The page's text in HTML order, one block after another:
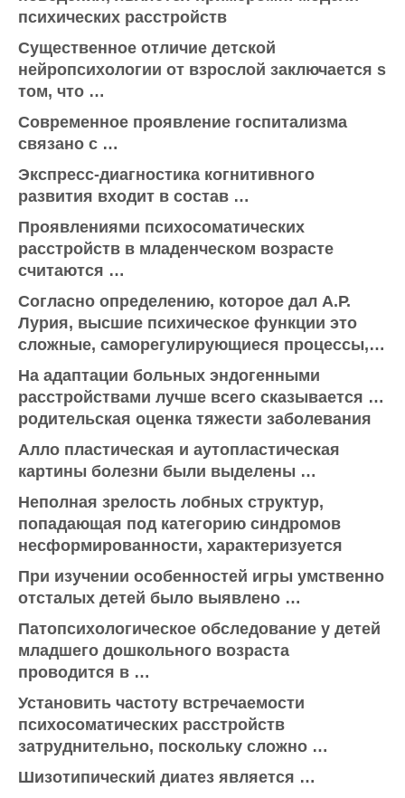
психических расстройств
Существенное отличие детской
нейропсихологии от взрослой заключается s
том, что …
Современное проявление госпитализма
связано с …
Экспресс-диагностика когнитивного
развития входит в состав …
Проявлениями психосоматических
расстройств в младенческом возрасте
считаются …
Согласно определению, которое дал А.Р.
Лурия, высшие психическое функции это
сложные, саморегулирующиеся процессы,…
На адаптации больных эндогенными
расстройствами лучше всего сказывается …
родительская оценка тяжести заболевания
Алло пластическая и аутопластическая
картины болезни были выделены …
Неполная зрелость лобных структур,
попадающая под категорию синдромов
несформированности, характеризуется
При изучении особенностей игры умственно
отсталых детей было выявлено …
Патопсихологическое обследование у детей
младшего дошкольного возраста
проводится в …
Установить частоту встречаемости
психосоматических расстройств
затруднительно, поскольку сложно …
Шизотипический диатез является …